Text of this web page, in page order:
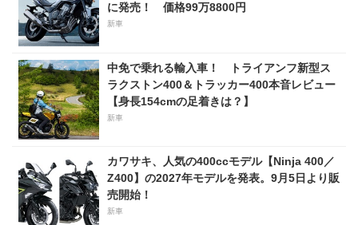
に発売！ 価格99万8800円
新車
中免で乗れる輸入車！ トライアンフ新型ス
ラクストン400＆トラッカー400本音レビュー
【身長154cmの足着きは？】
新車
カワサキ、人気の400ccモデル【Ninja 400／
Z400】の2027年モデルを発表。9月5日より販
売開始！
新車